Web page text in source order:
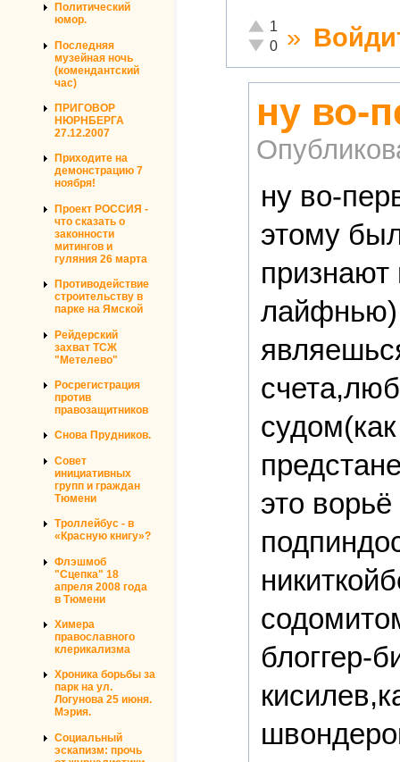
Политический
юмор.
Последняя
музейная ночь
(комендантский
час)
ПРИГОВОР
НЮРНБЕРГА
27.12.2007
Приходите на
демонстрацию 7
ноября!
Проект РОССИЯ -
что сказать о
законности
митингов и
гуляния 26 марта
Противодействие
строительству в
парке на Ямской
Рейдерский
захват ТСЖ
"Метелево"
Росрегистрация
против
правозащитников
Снова Прудников.
Совет
инициативных
групп и граждан
Тюмени
Троллейбус - в
«Красную книгу»?
Флэшмоб
"Сцепка" 18
апреля 2008 года
в Тюмени
Химера
православного
клерикализма
Хроника борьбы за
парк на ул.
Логунова 25 июня.
Мэрия.
Социальный
эскапизм: прочь
Отлично!
1
Неадекватно!
0 »
ну во-
ну во-
этому
признают
это
блоггер-